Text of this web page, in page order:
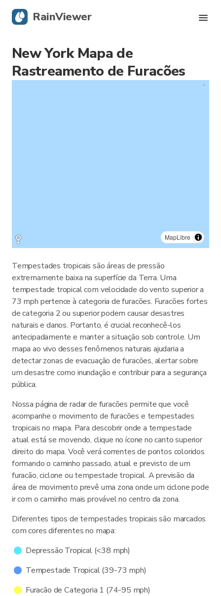
New York Mapa de
Rastreamento de Furacões
MapLibre
Tempestades tropicais são áreas de pressão
extremamente baixa na superfície da Terra. Uma
tempestade tropical com velocidade do vento superior a
73 mph pertence à categoria de furacões. Furacões fortes
de categoria 2 ou superior podem causar desastres
naturais e danos. Portanto, é crucial reconhecê-los
antecipadamente e manter a situação sob controle. Um
mapa ao vivo desses fenômenos naturais ajudaria a
detectar zonas de evacuação de furacões, alertar sobre
um desastre como inundação e contribuir para a segurança
pública.
Nossa página de radar de furacões permite que você
acompanhe o movimento de furacões e tempestades
tropicais no mapa. Para descobrir onde a tempestade
atual está se movendo, clique no ícone no canto superior
direito do mapa. Você verá correntes de pontos coloridos
formando o caminho passado, atual e previsto de um
furacão, ciclone ou tempestade tropical. A previsão da
área de movimento prevê uma zona onde um ciclone pode
ir com o caminho mais provável no centro da zona.
Diferentes tipos de tempestades tropicais são marcados
com cores diferentes no mapa:
Depressão Tropical (<38 mph)
Tempestade Tropical (39-73 mph)
Furacão de Categoria 1 (74-95 mph)
RainViewer
Radar Ao Vivo
Rastreamento de Furacões